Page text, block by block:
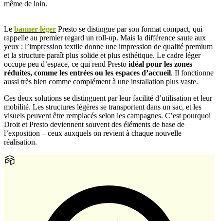
même de loin.
Le banner léger Presto se distingue par son format compact, qui
rappelle au premier regard un roll-up. Mais la différence saute aux
yeux : l’impression textile donne une impression de qualité premium
et la structure paraît plus solide et plus esthétique. Le cadre léger
occupe peu d’espace, ce qui rend Presto idéal pour les zones
réduites, comme les entrées ou les espaces d’accueil. Il fonctionne
aussi très bien comme complément à une installation plus vaste.
Ces deux solutions se distinguent par leur facilité d’utilisation et leur
mobilité. Les structures légères se transportent dans un sac, et les
visuels peuvent être remplacés selon les campagnes. C’est pourquoi
Droit et Presto deviennent souvent des éléments de base de
l’exposition – ceux auxquels on revient à chaque nouvelle
réalisation.